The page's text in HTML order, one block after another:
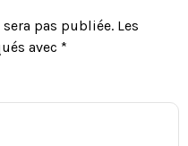
sera pas publiée. Les
avec *